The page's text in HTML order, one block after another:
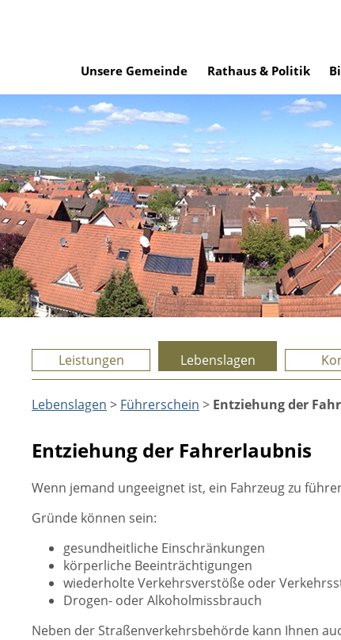
Unsere Gemeinde Rathaus & Politik
Leistungen Lebenslagen
Lebenslagen > Führerschein > Entziehung der
Entziehung der Fahrerlaubnis
Wenn jemand ungeeignet ist, ein Fahrzeug zu
Gründe können sein:
gesundheitliche Einschränkungen
körperliche Beeinträchtigungen
wiederholte Verkehrsverstöße oder
Drogen- oder Alkoholmissbrauch
Neben der Straßenverkehrsbehörde kann Ihnen